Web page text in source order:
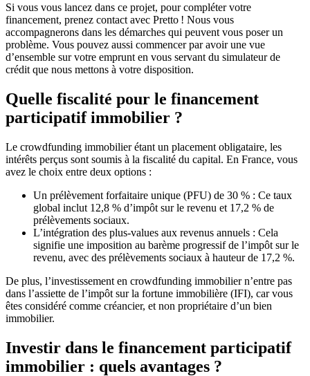
Si vous vous lancez dans ce projet, pour compléter votre
financement, prenez contact avec Pretto ! Nous vous
accompagnerons dans les démarches qui peuvent vous poser un
problème. Vous pouvez aussi commencer par avoir une vue
d’ensemble sur votre emprunt en vous servant du simulateur de
crédit que nous mettons à votre disposition.
Quelle fiscalité pour le financement
participatif immobilier ?
Le crowdfunding immobilier étant un placement obligataire, les
intérêts perçus sont soumis à la fiscalité du capital. En France, vous
avez le choix entre deux options :
Un prélèvement forfaitaire unique (PFU) de 30 % : Ce taux
global inclut 12,8 % d’impôt sur le revenu et 17,2 % de
prélèvements sociaux.
L’intégration des plus-values aux revenus annuels : Cela
signifie une imposition au barème progressif de l’impôt sur le
revenu, avec des prélèvements sociaux à hauteur de 17,2 %.
De plus, l’investissement en crowdfunding immobilier n’entre pas
dans l’assiette de l’impôt sur la fortune immobilière (IFI), car vous
êtes considéré comme créancier, et non propriétaire d’un bien
immobilier.
Investir dans le financement participatif
immobilier : quels avantages ?